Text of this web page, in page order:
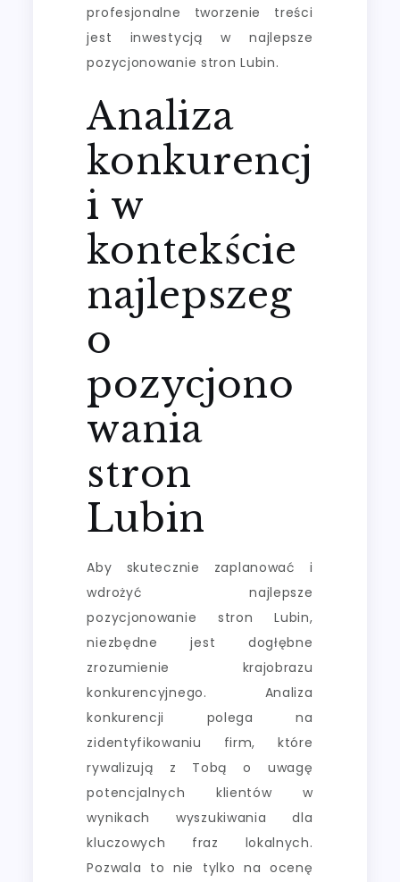
profesjonalne tworzenie treści
jest inwestycją w najlepsze
pozycjonowanie stron Lubin.
Analiza
konkurencj
i w
kontekście
najlepszeg
o
pozycjono
wania
stron
Lubin
Aby skutecznie zaplanować i
wdrożyć najlepsze
pozycjonowanie stron Lubin,
niezbędne jest dogłębne
zrozumienie krajobrazu
konkurencyjnego. Analiza
konkurencji polega na
zidentyfikowaniu firm, które
rywalizują z Tobą o uwagę
potencjalnych klientów w
wynikach wyszukiwania dla
kluczowych fraz lokalnych.
Pozwala to nie tylko na ocenę